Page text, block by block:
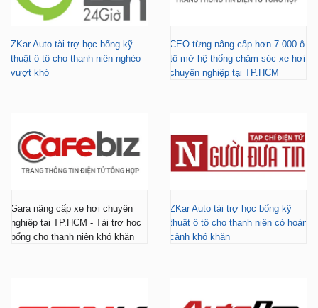
ZKar Auto tài trợ học bổng kỹ
thuật ô tô cho thanh niên nghèo
vượt khó
CEO từng nâng cấp hơn 7.000 ô
tô mở hệ thống chăm sóc xe hơi
chuyên nghiệp tại TP.HCM
Gara nâng cấp xe hơi chuyên
nghiệp tại TP.HCM - Tài trợ học
bổng cho thanh niên khó khăn
ZKar Auto tài trợ học bổng kỹ
thuật ô tô cho thanh niên có hoàn
cảnh khó khăn